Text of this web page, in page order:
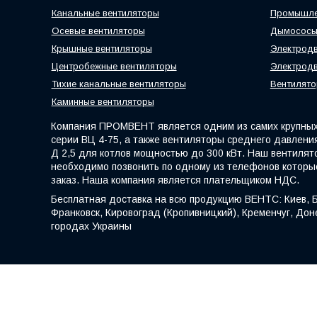
Канальные вентиляторы
Осевые вентиляторы
Крышные вентиляторы
Центробежные вентиляторы
Тихие канальные вентиляторы
Каминные вентиляторы
Дымососы
Компания ПРОМВЕНТ является одним из самих
серии ВЦ 4-75, а также вентиляторы среднего
Д 2,5 для котлов мощностью до 300 кВт. Наш
необходимо позвонить по одному из телефонов
заказ. Наша компания является плательщиком НДС.
Бесплатная доставка на всю продукцию ВЕНТС: Киев,
Франковск, Кировоград (Кропивницкий), Кременчуг,
городах Украины